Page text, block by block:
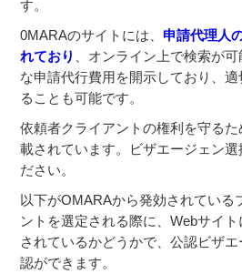
す。
0MARAのサイトには、 申請代理人
れており
、オンライン上で検索が
な申請代行費用を開示しており、
ることも可能です。
依頼者クライアントの権利を守る
載されています。ビザエージェン選
ださい。
以下がOMARAから発効されている
ントを選定される際に、Webサイ
されているかどうかで、公認ビザ
認ができます。